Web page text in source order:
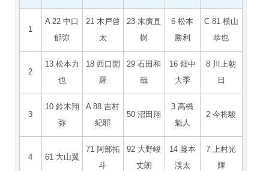
1
A 22 中口
郁弥
21 木戸啓
太
23 末廣直
樹
6 松本
勝利
C 81 横山
恭也
2
13 松本力
也
18 西口開
羅
29 石田和
哉
16 畑中
大季
8 川上朝
日
3
10 鈴木翔
弥
A 88 吉村
紀耶
50 沼田翔
3 高橋
魁人
2 今将駿
4 61 大山翼
71 阿部拓
斗
92 大野峻
丈朗
14 藤本
渓太
7 上村光
輝